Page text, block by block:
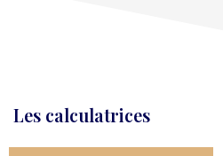
Les calculatrices